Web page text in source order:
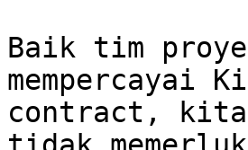
Baik tim
mempercayai
contract, kita